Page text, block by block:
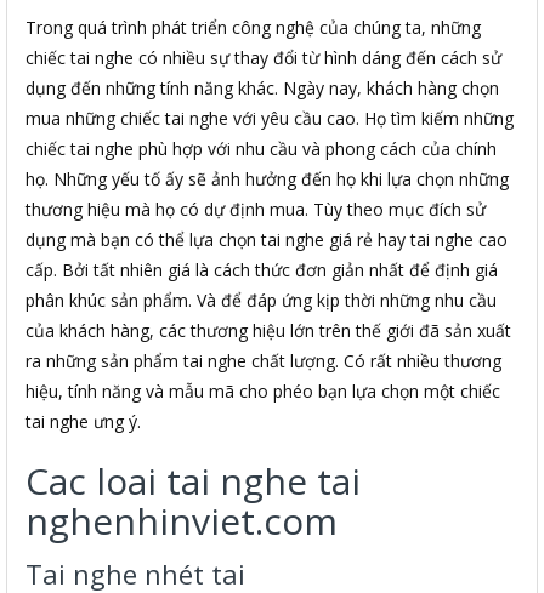
Trong quá trình phát triển công nghệ của chúng ta, những
chiếc tai nghe có nhiều sự thay đổi từ hình dáng đến cách sử
dụng đến những tính năng khác. Ngày nay, khách hàng chọn
mua những chiếc tai nghe với yêu cầu cao. Họ tìm kiếm những
chiếc tai nghe phù hợp với nhu cầu và phong cách của chính
họ. Những yếu tố ấy sẽ ảnh hưởng đến họ khi lựa chọn những
thương hiệu mà họ có dự định mua. Tùy theo mục đích sử
dụng mà bạn có thể lựa chọn tai nghe giá rẻ hay tai nghe cao
cấp. Bởi tất nhiên giá là cách thức đơn giản nhất để định giá
phân khúc sản phẩm. Và để đáp ứng kịp thời những nhu cầu
của khách hàng, các thương hiệu lớn trên thế giới đã sản xuất
ra những sản phẩm tai nghe chất lượng. Có rất nhiều thương
hiệu, tính năng và mẫu mã cho phéo bạn lựa chọn một chiếc
tai nghe ưng ý.
Cac loai tai nghe tai
nghenhinviet.com
Tai nghe nhét tai